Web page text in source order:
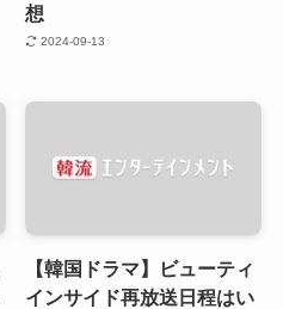
想
2024-09-13
【韓国ドラマ】ビューティ
インサイド再放送日程はい